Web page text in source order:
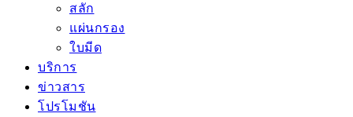
สลัก
แผ่นกรอง
ใบมีด
บริการ
ข่าวสาร
โปรโมชัน